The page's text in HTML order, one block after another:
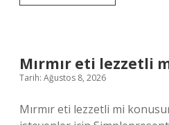
göbeği
?
Mırmır eti lezzetli
Tarih: Ağustos 8, 2026
Mırmır eti lezzetli mi